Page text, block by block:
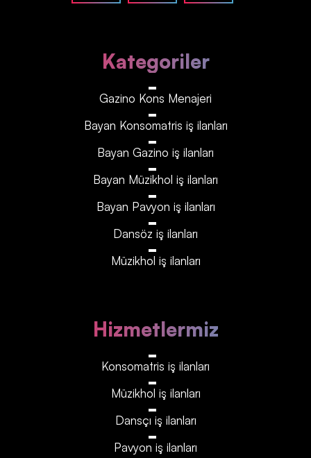
Kategoriler
Gazino Kons Menajeri
Bayan Konsomatris iş ilanları
Bayan Gazino iş ilanları
Bayan Müzikhol iş ilanları
Bayan Pavyon iş ilanları
Dansöz iş ilanları
Müzikhol iş ilanları
Hizmetlermiz
Konsomatris iş ilanları
Müzikhol iş ilanları
Dansçı iş ilanları
Pavyon iş ilanları